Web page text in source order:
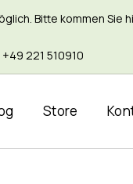
Bitte kommen Sie
+49 221 510910
Store